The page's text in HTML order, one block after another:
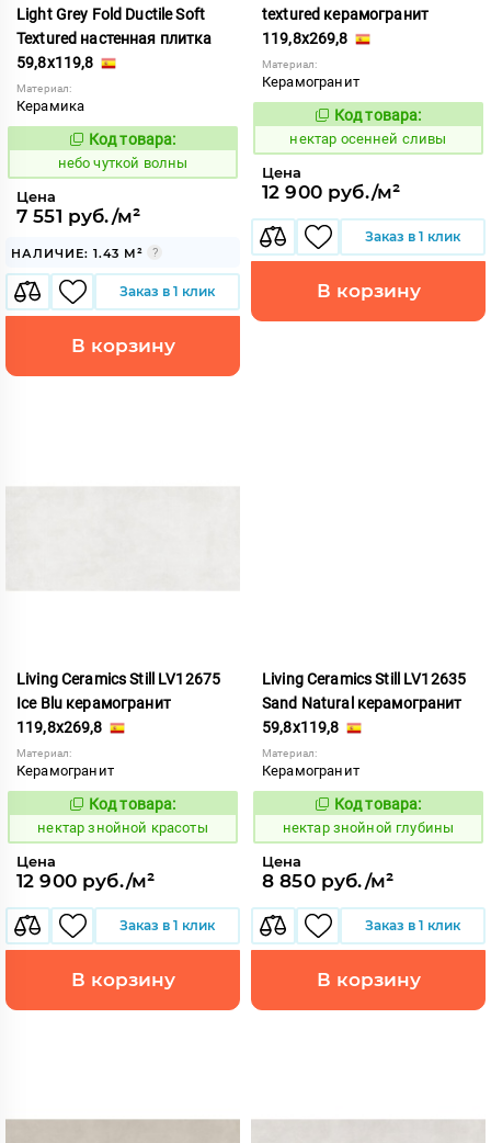
Light Grey Fold Ductile Soft
Textured настенная плитка
59,8x119,8
Материал:
Керамика
1124012
Код товара:
небо чуткой волны
Цена
7 551 руб./м²
НАЛИЧИЕ: 1.43 М²
Заказ в 1 клик
В корзину
textured керамогранит
119,8x269,8
Материал:
Керамогранит
1133386
Код товара:
нектар осенней сливы
Цена
12 900 руб./м²
Заказ в 1 клик
В корзину
Living Ceramics Still LV12675
Ice Blu керамогранит
119,8x269,8
Материал:
Керамогранит
1129040
Код товара:
нектар знойной красоты
Цена
12 900 руб./м²
Заказ в 1 клик
В корзину
Living Ceramics Still LV12635
Sand Natural керамогранит
59,8x119,8
Материал:
Керамогранит
1129017
Код товара:
нектар знойной глубины
Цена
8 850 руб./м²
Заказ в 1 клик
В корзину